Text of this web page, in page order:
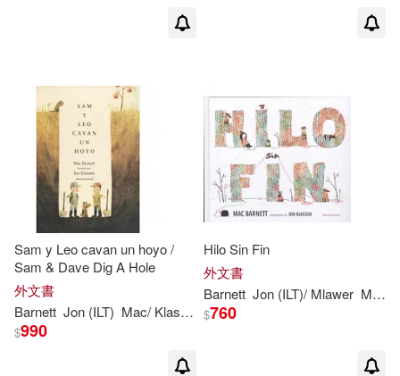
Sam y Leo cavan un hoyo /
Sam & Dave Dig A Hole
外文書
Barnett Jon (ILT) Mac/ Klassen
$990
Hilo Sin Fin
外文書
Barnett Jon (ILT)/ Mlawer Mac/
$760